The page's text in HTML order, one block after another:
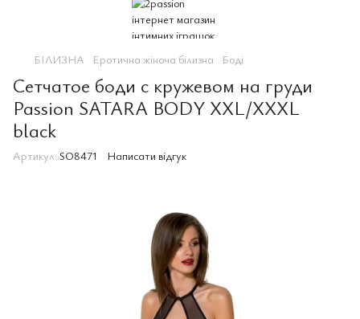
БІЛИЗНА Еротична жіноча білизна Боді
Сетчатое боди с кружевом на груди
Passion SATARA BODY XXL/XXXL
black
Артикул: SO8471 Написати відгук